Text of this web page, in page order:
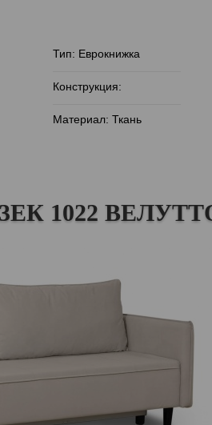
Тип: Еврокнижка
Конструкция:
Материал: Ткань
1022